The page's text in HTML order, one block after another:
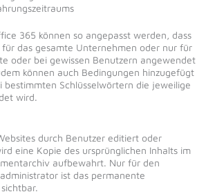
365 können so angepasst werden, dass
für das gesamte Unternehmen oder nur für
oder bei gewissen Benutzern angewendet
können auch Bedingungen hinzugefügt
bestimmten Schlüsselwörtern die jeweilige
wird.
durch Benutzer editiert oder
eine Kopie des ursprünglichen Inhalts im
aufbewahrt. Nur für den
ist das permanente